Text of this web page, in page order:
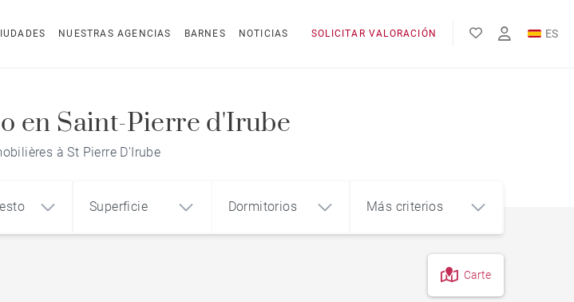
NUESTRAS AGENCIAS BARNES NOTICIAS SOLICITAR VALORACIÓN ES
EN
en Saint-Pierre d'Irube
à St Pierre D'Irube
Superficie Dormitorios Más criterios
Carte